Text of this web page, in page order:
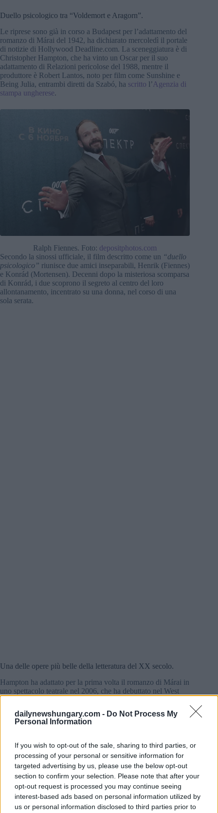
dailynewshungary.com - Do Not Process My
Personal Information
If you wish to opt-out of the sale, sharing to third parties, or
processing of your personal or sensitive information for
targeted advertising by us, please use the below opt-out
section to confirm your selection. Please note that after your
opt-out request is processed you may continue seeing
interest-based ads based on personal information utilized by
us or personal information disclosed to third parties prior to
Duello psicologico tra “Voldemort e Aragorn”.
Le riprese sono già in corso a Budapest per l’adattamento del
romanzo di Márai del 1942, ha dichiarato mercoledì il portale
di notizie di Hollywood Deadline.com. La sceneggiatura è di
Christopher Hampton, che ha vinto un Oscar per il suo
adattamento di Relazioni pericolose del 1988, mentre il
produttore è Robert Lantos, noto per film come Sunshine e
Being Julia, entrambi diretti da Szabó, ha scritto l’Agenzia di
stampa ungherese.
Ralph Fiennes. Foto: depositphotos.com
Secondo la sinossi ufficiale, il film descritto come un “duello
psicologico” riunisce due amici inseparabili, Henrik (Fiennes)
e Konrád (Mortensen). Decenni dopo la misteriosa scomparsa
di Konrád, i due scoprono il segreto al centro del loro
allontanamento, incentrato su una donna, nel corso di una
sola serata.
Una delle opere più belle della letteratura del XX secolo.
Hampton ha adattato per la prima volta il romanzo di Márai in
uno spettacolo teatrale nel 2006, che ha debuttato nel West
End di Londra.